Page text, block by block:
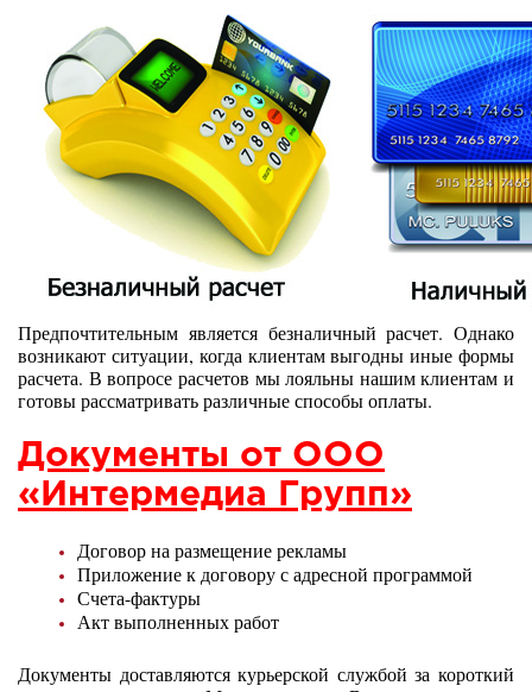
Предпочтительным является безналичный расчет. Однако
возникают ситуации, когда клиентам выгодны иные формы
расчета. В вопросе расчетов мы лояльны нашим клиентам и
готовы рассматривать различные способы оплаты.
Документы от ООО
«Интермедиа Групп»
Договор на размещение рекламы
Приложение к договору с адресной программой
Счета-фактуры
Акт выполненных работ
Документы доставляются курьерской службой за короткий